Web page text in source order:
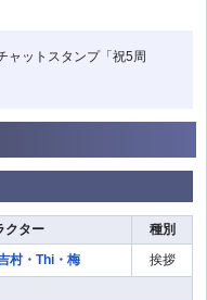
ャットスタンプ「祝5周
クター
種別
村・Thi・梅
挨拶